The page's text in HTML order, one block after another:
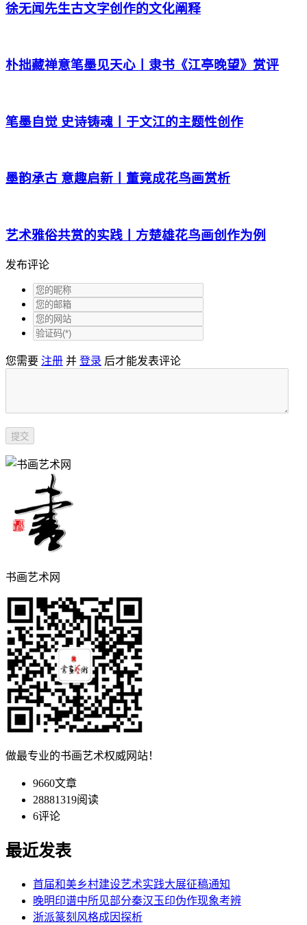
徐无闻先生古文字创作的文化阐释
朴拙藏禅意笔墨见天心丨隶书《江亭晚望》赏评
笔墨自觉 史诗铸魂丨于文江的主题性创作
墨韵承古 意趣启新丨董竟成花鸟画赏析
艺术雅俗共赏的实践丨方楚雄花鸟画创作为例
发布评论
您需要 注册 并 登录 后才能发表评论
书画艺术网
做最专业的书画艺术权威网站！
9660文章
28881319阅读
6评论
最近发表
首届和美乡村建设艺术实践大展征稿通知
晚明印谱中所见部分秦汉玉印伪作现象考辨
浙派篆刻风格成因探析